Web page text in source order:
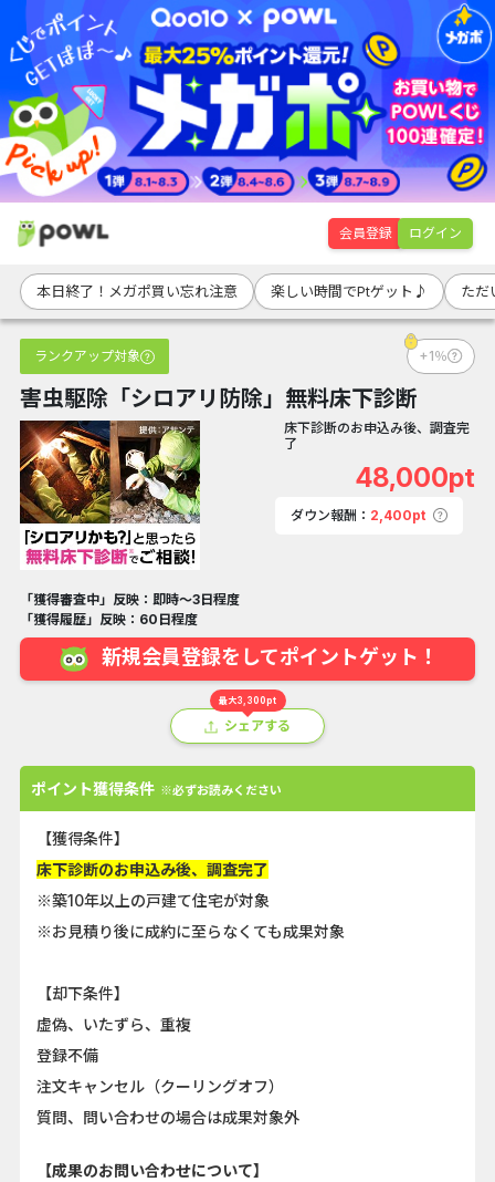
会員登録 ログイン
本日終了！メガポ買い忘れ注意 楽しい時間でPtゲット♪ ただ
ランクアップ対象 +1％
害虫駆除「シロアリ防除」無料床下診断
床下診断のお申込み後、調査完
了
48,000pt
ダウン報酬： 2,400pt
「獲得審査中」反映：即時～3日程度
「獲得履歴」反映：60日程度
新規会員登録をしてポイントゲット！
最大3,300pt
シェアする
ポイント獲得条件 ※必ずお読みください
【獲得条件】
床下診断のお申込み後、調査完了
※築10年以上の戸建て住宅が対象
※お見積り後に成約に至らなくても成果対象
【却下条件】
虚偽、いたずら、重複
登録不備
注文キャンセル（クーリングオフ）
質問、問い合わせの場合は成果対象外
【成果のお問い合わせについて】